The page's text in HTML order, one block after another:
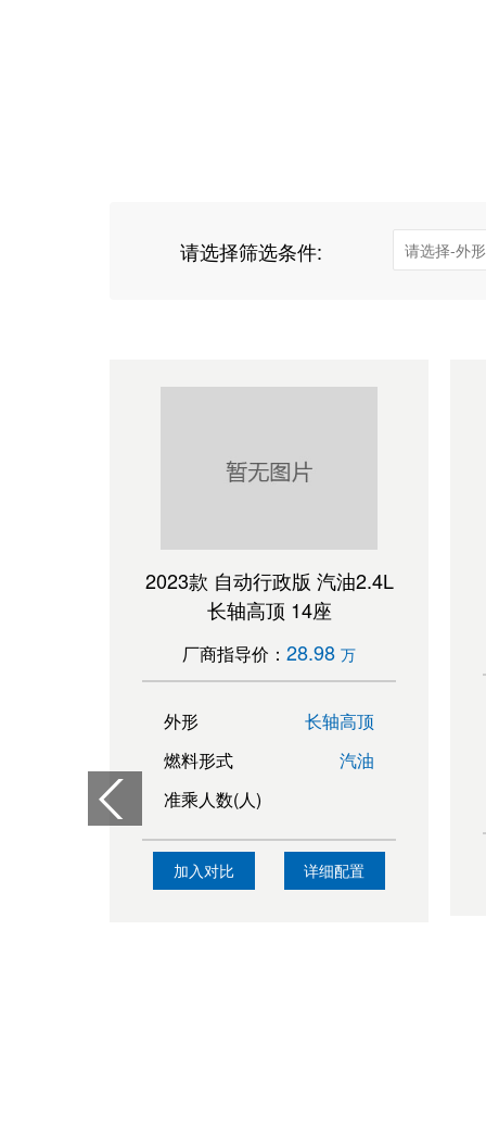
请选择筛选条件:
2023款 自动行政版 汽油2.4L
长轴高顶 14座
厂商指导价：28.98 万
外形
长轴高顶
燃料形式
汽油
准乘人数(人)
加入对比 详细配置